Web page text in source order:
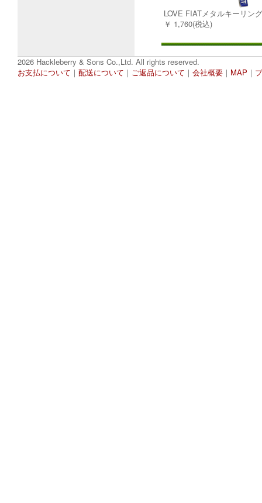
LOVE FIATメタルキーリン
￥ 1,760(税込)
2026 Hackleberry & Sons Co.,Ltd. All rights reserved.
お支払について ｜ 配送について ｜ ご返品について ｜ 会社概要 ｜ MAP ｜